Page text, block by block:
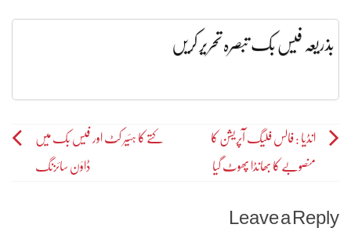
بذریعہ فیس بک تبصرہ تحریر کریں
Post
navigation
انڈیا : فالس فلیگ آپریشن کا
منصوبے کا بھانڈا پھوٹ گیا
کتے کا ہئیر کٹ اور فیس بک میں
ڈاؤن سائزنگ
Leave a Reply